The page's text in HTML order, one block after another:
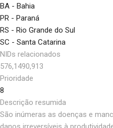
BA - Bahia
PR - Paraná
RS - Rio Grande do Sul
SC - Santa Catarina
NIDs relacionados
576,1490,913
Prioridade
8
Descrição resumida
São inúmeras as doenças e